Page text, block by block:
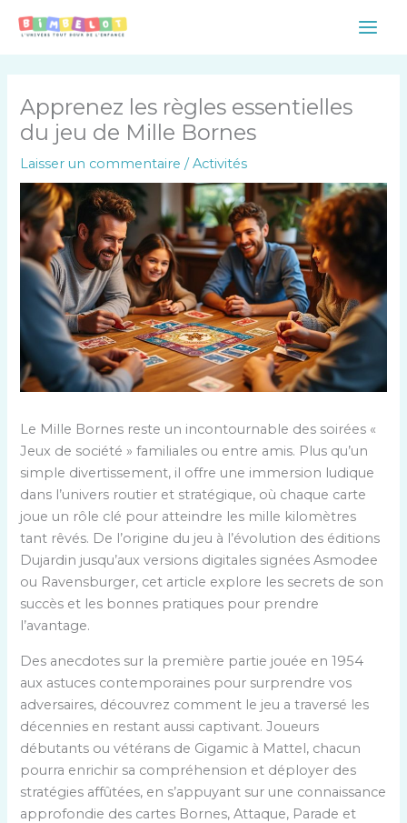
Main
Apprenez les règles essentielles
du jeu de Mille Bornes
Laisser un commentaire /Activités
Le Mille Bornes reste un incontournable des soirées «
Jeux de société » familiales ou entre amis. Plus qu’un
simple divertissement, il offre une immersion ludique
dans l’univers routier et stratégique, où chaque carte
joue un rôle clé pour atteindre les mille kilomètres
tant rêvés. De l’origine du jeu à l’évolution des éditions
Dujardin jusqu’aux versions digitales signées Asmodee
ou Ravensburger, cet article explore les secrets de son
succès et les bonnes pratiques pour prendre
l’avantage.
Des anecdotes sur la première partie jouée en 1954
aux astuces contemporaines pour surprendre vos
adversaires, découvrez comment le jeu a traversé les
décennies en restant aussi captivant. Joueurs
débutants ou vétérans de Gigamic à Mattel, chacun
pourra enrichir sa compréhension et déployer des
stratégies affûtées, en s’appuyant sur une connaissance
approfondie des cartes Bornes, Attaque, Parade et